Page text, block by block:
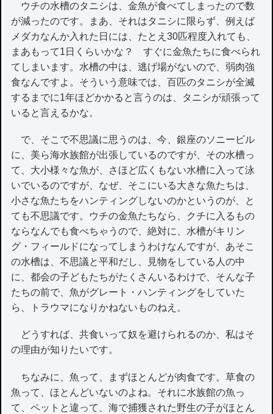
ウチの水槽のタニシは、金魚が食べてしまったので数
が減ったのです。まあ、それはタニシに限らず、例えば
メダカなんか入れた日には、たとえ30匹程度入れても、
まあもって1日くらいかな？ すぐに金魚たちに食べられ
てしまいます。水槽の中は、逃げ場がないので、弱肉強
食なんですよ。そういう意味では、百匹のタニシが全滅
するまでに1年ほどかかると言うのは、タニシが頑張って
いると言えるかな。
で、そこで不思議に思うのは、今、銀座のソニービル
に、美ら海水族館が出張しているのですが、その水槽っ
て、大小様々な魚が、さほど広くもない水槽に入って泳
いでいるのですが、なぜ、そこにいる大きな魚たちは、
小さな魚たちをハンティングしないのかというのが、と
ても不思議です。ウチの金魚たちなら、クチに入るもの
ならなんでも食べちゃうので、絶対に、水槽がキリン
グ・フィールドになってしまうわけなんですが、あそこ
の水槽は、不思議と平和だし、見物をしている人の中
に、都会の子どもたちがたくさんいるわけで、そんな子
たちの前で、魚がグレート・ハンティングをしていた
ら、トラウマになりかねないものねえ。
どうすれば、共食いって奴を避けられるのか、私はそ
の理由が知りたいです。
ちなみに、魚って、まずほとんどが肉食です。草食の
魚って、ほとんどいないのよね。それに水族館の魚っ
て、ペットと違って、海で捕獲された野生の子がほとん